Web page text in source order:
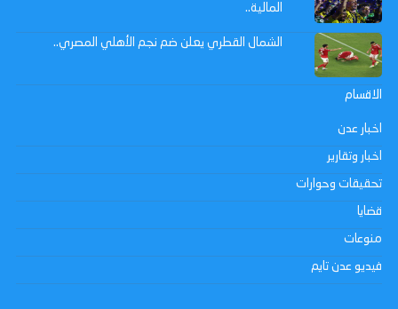
المالية..
الشمال القطري يعلن ضم نجم الأهلي المصري..
الاقسام
اخبار عدن
اخبار وتقارير
تحقيقات وحوارات
قضايا
منوعات
فيديو عدن تايم